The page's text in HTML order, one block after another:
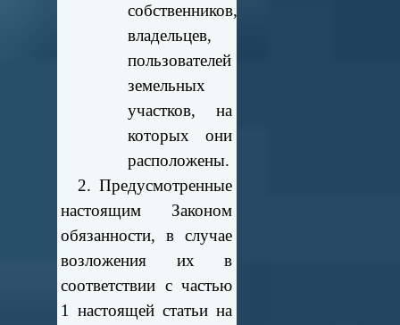
собственников,
владельцев,
пользователей
земельных
участков, на
которых они
расположены.
2. Предусмотренные
настоящим Законом
обязанности, в случае
возложения их в
соответствии с частью
1 настоящей статьи на